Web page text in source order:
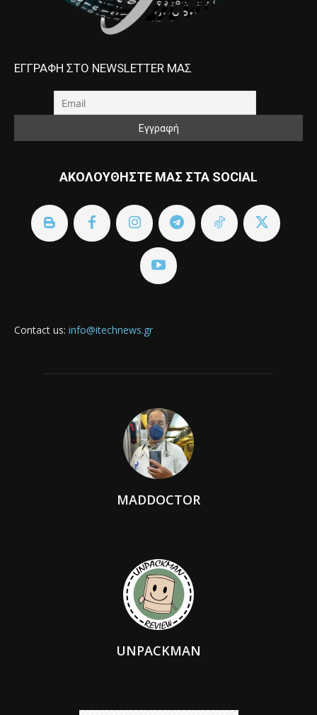
ΕΓΓΡΑΦΗ ΣΤΟ NEWSLETTER ΜΑΣ
ΑΚΟΛΟΥΘΗΣΤΕ ΜΑΣ ΣΤΑ SOCIAL
Contact us: info@itechnews.gr
MADDOCTOR
UNPACKMAN